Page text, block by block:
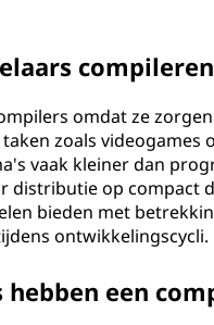
omdat ze
zoals videogames
vaak kleiner dan
distributie op compact
bieden met
ontwikkelingscycli.
een